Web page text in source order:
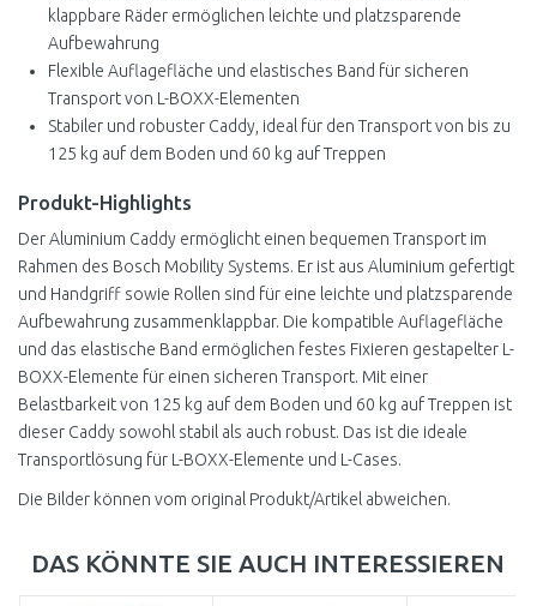
klappbare Räder ermöglichen leichte und platzsparende
Aufbewahrung
Flexible Auflagefläche und elastisches Band für sicheren
Transport von L-BOXX-Elementen
Stabiler und robuster Caddy, ideal für den Transport von bis zu
125 kg auf dem Boden und 60 kg auf Treppen
Produkt-Highlights
Der Aluminium Caddy ermöglicht einen bequemen Transport im
Rahmen des Bosch Mobility Systems. Er ist aus Aluminium gefertigt
und Handgriff sowie Rollen sind für eine leichte und platzsparende
Aufbewahrung zusammenklappbar. Die kompatible Auflagefläche
und das elastische Band ermöglichen festes Fixieren gestapelter L-
BOXX-Elemente für einen sicheren Transport. Mit einer
Belastbarkeit von 125 kg auf dem Boden und 60 kg auf Treppen ist
dieser Caddy sowohl stabil als auch robust. Das ist die ideale
Transportlösung für L-BOXX-Elemente und L-Cases.
Die Bilder können vom original Produkt/Artikel abweichen.
DAS KÖNNTE SIE AUCH INTERESSIEREN